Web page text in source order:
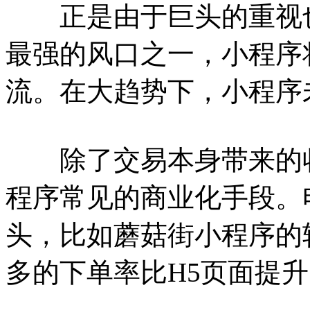
正是由于巨头的重视
最强的风口之一，小程
流。在大趋势下，小程
除了交易本身带来的
程序常见的商业化手段
头，比如蘑菇街小程序
多的下单率比H5页面提